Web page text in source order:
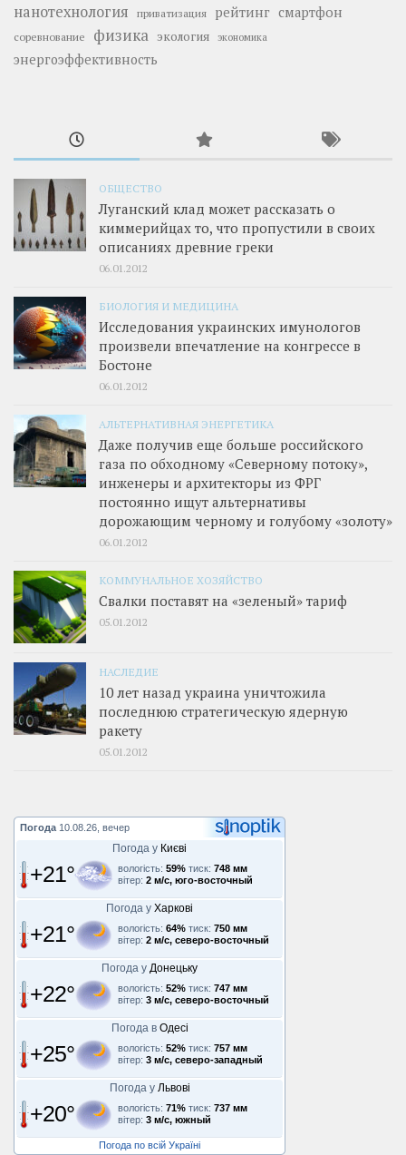
нанотехнология приватизация рейтинг смартфон
соревнование физика экология экономика
энергоэффективность
ОБЩЕСТВО
Луганский клад может рассказать о
киммерийцах то, что пропустили в своих
описаниях древние греки
06.01.2012
БИОЛОГИЯ И МЕДИЦИНА
Исследования украинских имунологов
произвели впечатление на конгрессе в
Бостоне
06.01.2012
АЛЬТЕРНАТИВНАЯ ЭНЕРГЕТИКА
Даже получив еще больше российского
газа по обходному «Северному потоку»,
инженеры и архитекторы из ФРГ
постоянно ищут альтернативы
дорожающим черному и голубому «золоту»
06.01.2012
КОММУНАЛЬНОЕ ХОЗЯЙСТВО
Свалки поставят на «зеленый» тариф
05.01.2012
НАСЛЕДИЕ
10 лет назад украина уничтожила
последнюю стратегическую ядерную
ракету
05.01.2012
Погода 10.08.26, вечер
Погода у Києві
+21° вологість: 59% тиск: 748 мм
вітер: 2 м/с, юго-восточный
Погода у Харкові
+21° вологість: 64% тиск: 750 мм
вітер: 2 м/с, северо-восточный
Погода у Донецьку
+22° вологість: 52% тиск: 747 мм
вітер: 3 м/с, северо-восточный
Погода в Одесі
+25° вологість: 52% тиск: 757 мм
вітер: 3 м/с, северо-западный
Погода у Львові
+20° вологість: 71% тиск: 737 мм
вітер: 3 м/с, южный
Погода по всій Україні